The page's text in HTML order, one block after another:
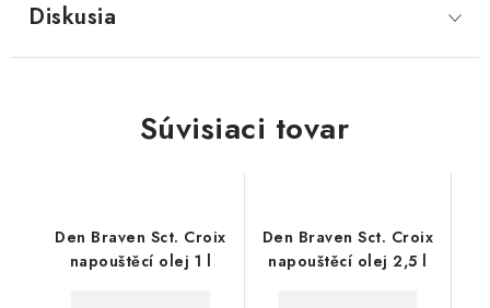
Diskusia
Súvisiaci tovar
Den Braven Sct. Croix
napouštěcí olej 1 l
Den Braven Sct. Croix
napouštěcí olej 2,5 l